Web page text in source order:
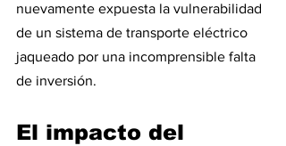
nuevamente expuesta la vulnerabilidad
de un sistema de transporte eléctrico
jaqueado por una incomprensible falta
de inversión.
El impacto del